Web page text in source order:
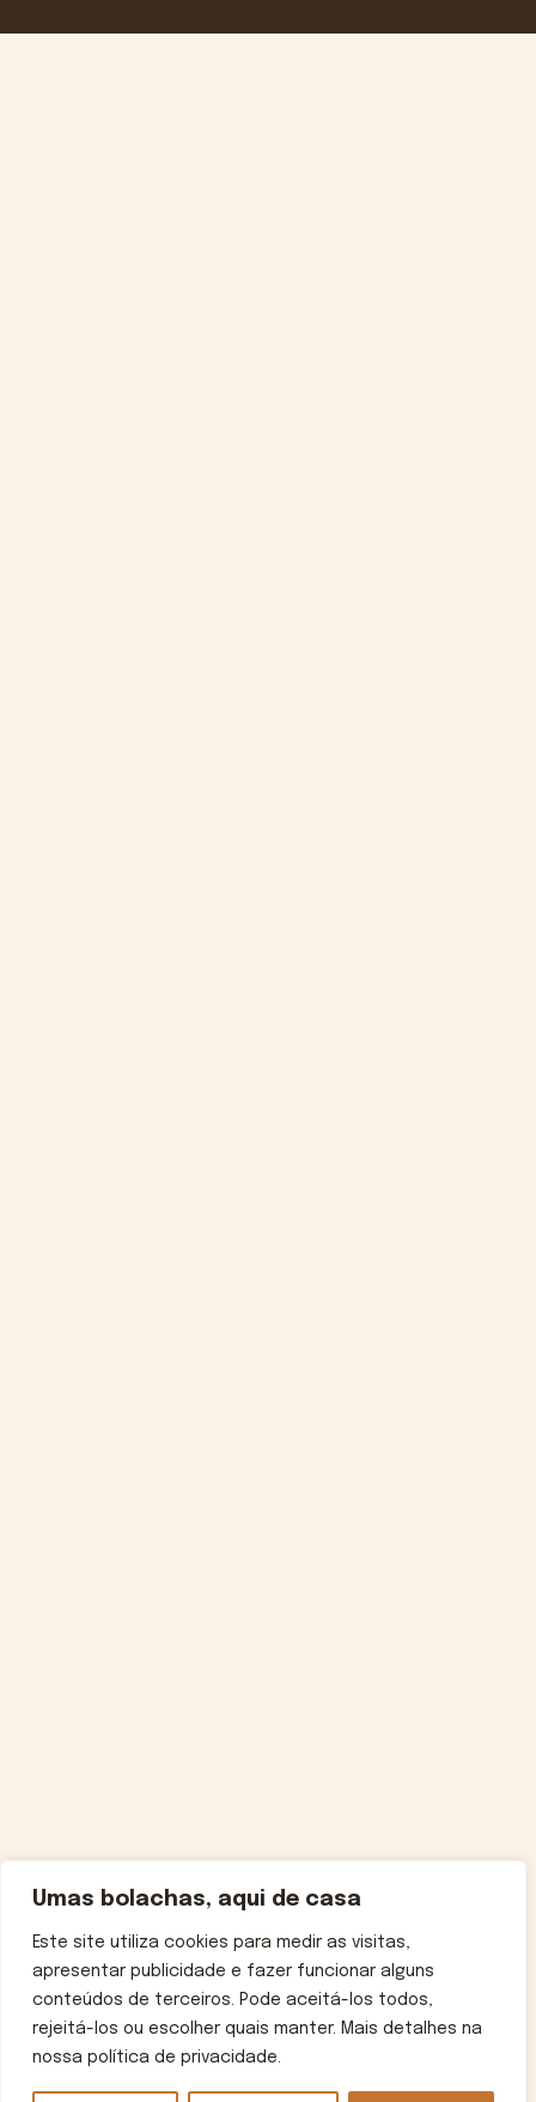
Umas bolachas, aqui de casa
Este site utiliza cookies para medir as visitas,
apresentar publicidade e fazer funcionar alguns
conteúdos de terceiros. Pode aceitá-los todos,
rejeitá-los ou escolher quais manter. Mais detalhes na
nossa política de privacidade.